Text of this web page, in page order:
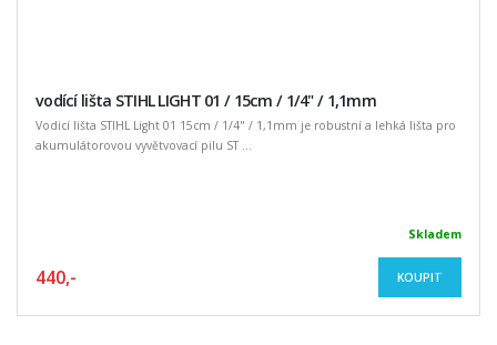
vodící lišta STIHL LIGHT 01 / 15cm / 1/4" / 1,1mm
Vodicí lišta STIHL Light 01 15cm / 1/4" / 1,1mm je robustní a lehká lišta pro
akumulátorovou vyvětvovací pilu ST ...
Skladem
440,- KOUPIT